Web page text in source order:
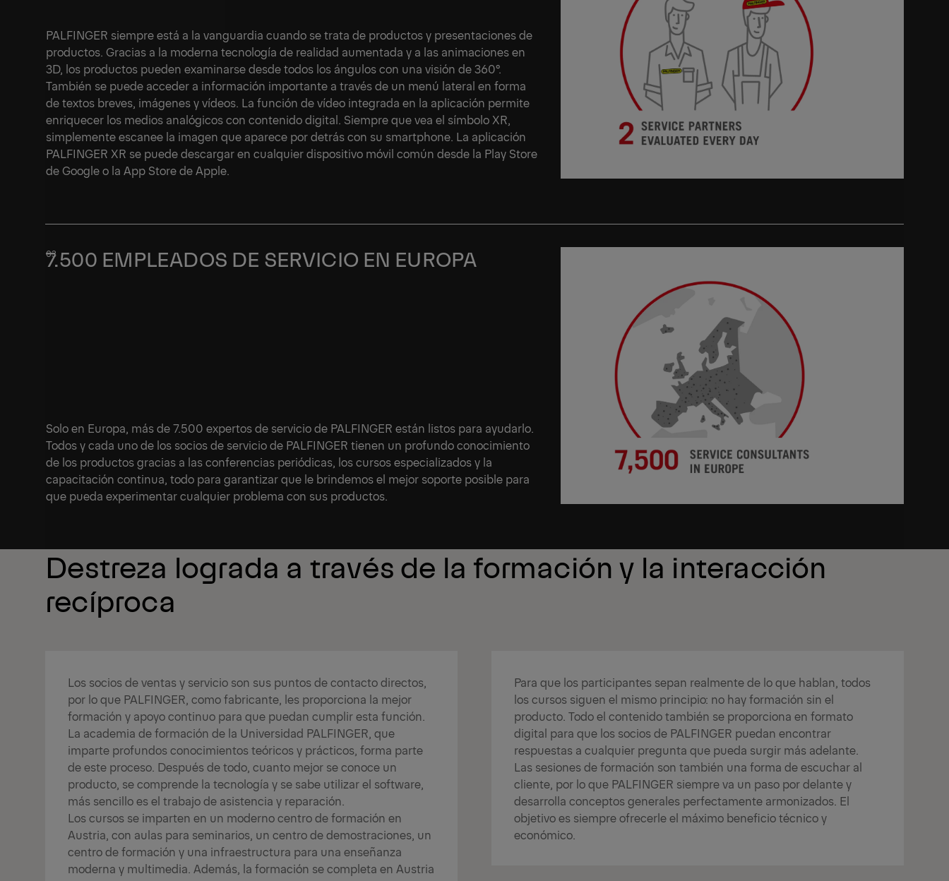
PALFINGER siempre está a la vanguardia cuando se trata de productos y presentaciones de
productos. Gracias a la moderna tecnología de realidad aumentada y a las animaciones en
3D, los productos pueden examinarse desde todos los ángulos con una visión de 360°.
También se puede acceder a información importante a través de un menú lateral en forma
de textos breves, imágenes y vídeos. La función de vídeo integrada en la aplicación permite
enriquecer los medios analógicos con contenido digital. Siempre que vea el símbolo XR,
simplemente escanee la imagen que aparece por detrás con su smartphone. La aplicación
PALFINGER XR se puede descargar en cualquier dispositivo móvil común desde la Play Store
de Google o la App Store de Apple.
7.500 EMPLEADOS DE SERVICIO EN EUROPA
Solo en Europa, más de 7.500 expertos de servicio de PALFINGER están listos para ayudarlo.
Todos y cada uno de los socios de servicio de PALFINGER tienen un profundo conocimiento
de los productos gracias a las conferencias periódicas, los cursos especializados y la
capacitación continua, todo para garantizar que le brindemos el mejor soporte posible para
que pueda experimentar cualquier problema con sus productos.
Destreza lograda a través de la formación y la interacción
recíproca
Los socios de ventas y servicio son sus puntos de contacto directos,
por lo que PALFINGER, como fabricante, les proporciona la mejor
formación y apoyo continuo para que puedan cumplir esta función.
La academia de formación de la Universidad PALFINGER, que
imparte profundos conocimientos teóricos y prácticos, forma parte
de este proceso. Después de todo, cuanto mejor se conoce un
producto, se comprende la tecnología y se sabe utilizar el software,
más sencillo es el trabajo de asistencia y reparación.
Los cursos se imparten en un moderno centro de formación en
Austria, con aulas para seminarios, un centro de demostraciones, un
centro de formación y una infraestructura para una enseñanza
moderna y multimedia. Además, la formación se completa en Austria
Para que los participantes sepan realmente de lo que hablan, todos
los cursos siguen el mismo principio: no hay formación sin el
producto. Todo el contenido también se proporciona en formato
digital para que los socios de PALFINGER puedan encontrar
respuestas a cualquier pregunta que pueda surgir más adelante.
Las sesiones de formación son también una forma de escuchar al
cliente, por lo que PALFINGER siempre va un paso por delante y
desarrolla conceptos generales perfectamente armonizados. El
objetivo es siempre ofrecerle el máximo beneficio técnico y
económico.